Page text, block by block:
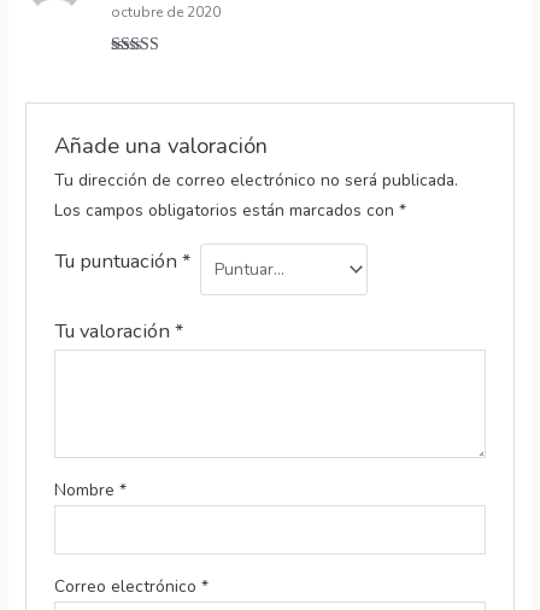
octubre de 2020
Añade una valoración
Tu dirección de correo electrónico no será publicada.
Los campos obligatorios están marcados con *
Tu puntuación *
Tu valoración *
Nombre *
Correo electrónico *